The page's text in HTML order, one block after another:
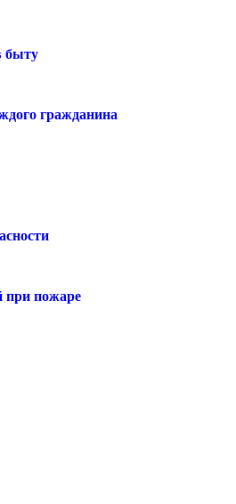
быту
гражданина
при пожаре